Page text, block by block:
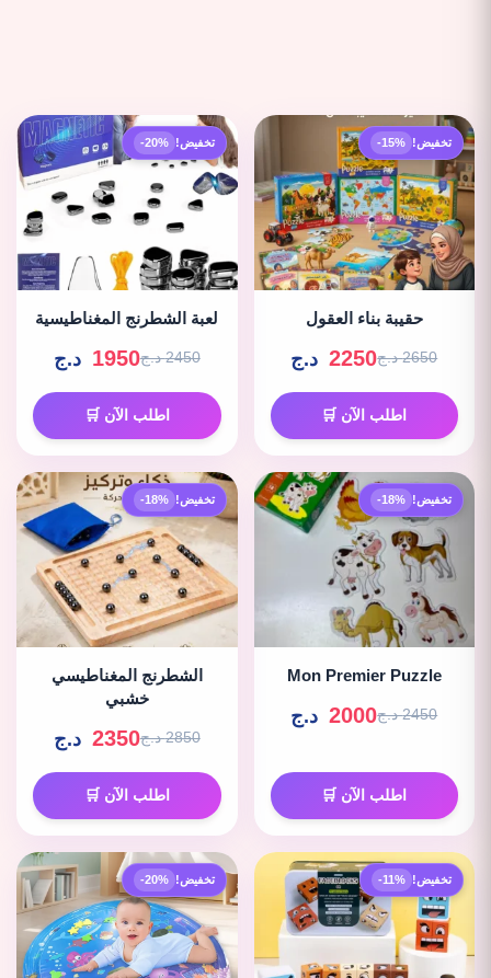
تخفيض! -15%
حقيبة بناء العقول
2650 د.ج 2250 د.ج
اطلب الآن 🛒
تخفيض! -20%
لعبة الشطرنج المغناطيسية
2450 د.ج 1950 د.ج
اطلب الآن 🛒
تخفيض! -18%
Mon Premier Puzzle
2450 د.ج 2000 د.ج
اطلب الآن 🛒
تخفيض! -18%
الشطرنج المغناطيسي
خشبي
2850 د.ج 2350 د.ج
اطلب الآن 🛒
تخفيض! -11% تخفيض! -20%